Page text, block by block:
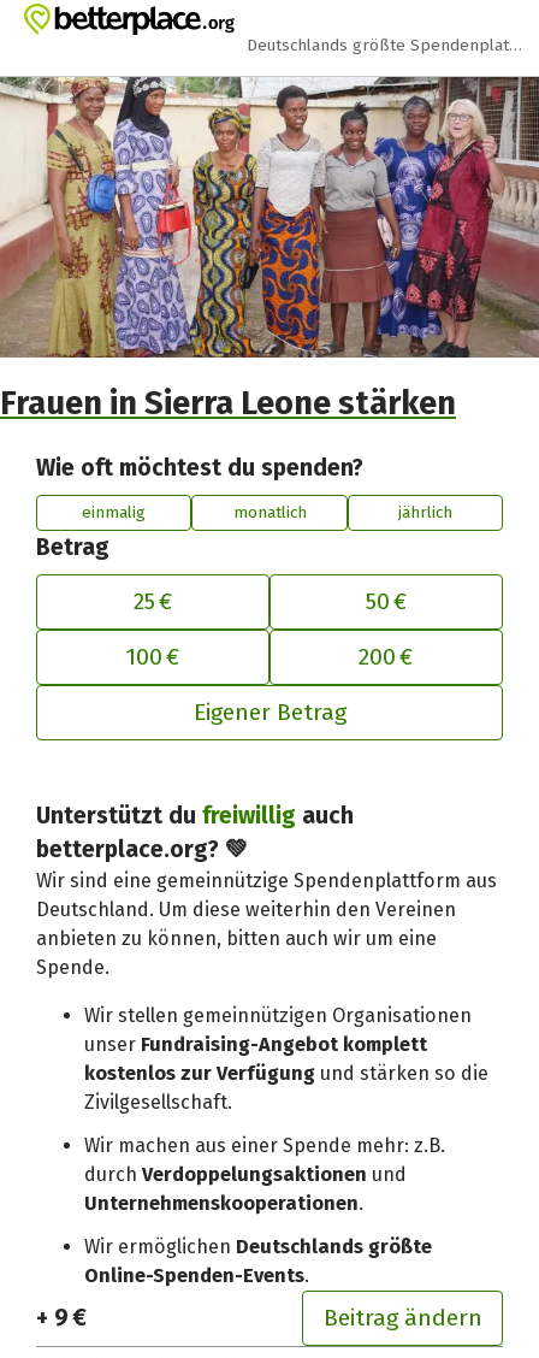
Zum Hauptinhalt springen
Erklärung zur Barrierefreiheit anzeigen
Deutschlands größte Spendenplattform
Frauen in Sierra Leone stärken
Wie oft möchtest du spenden?
einmalig monatlich jährlich
Betrag
25 €
50 €
100 € 200 €
Eigener Betrag
Unterstützt dufreiwillig auch
betterplace.org? 💚
Wir sind eine gemeinnützige Spendenplattform aus
Deutschland. Um diese weiterhin den Vereinen
anbieten zu können, bitten auch wir um eine
Spende.
Wir stellen gemeinnützigen Organisationen
unser Fundraising-Angebot komplett
kostenlos zur Verfügung und stärken so die
Zivilgesellschaft.
Wir machen aus einer Spende mehr: z.B.
durchVerdoppelungsaktionen und
Unternehmenskooperationen.
Wir ermöglichen Deutschlands größte
Online-Spenden-Events.
+ 9 € Beitrag ändern
Deinen Beitrag an betterplace